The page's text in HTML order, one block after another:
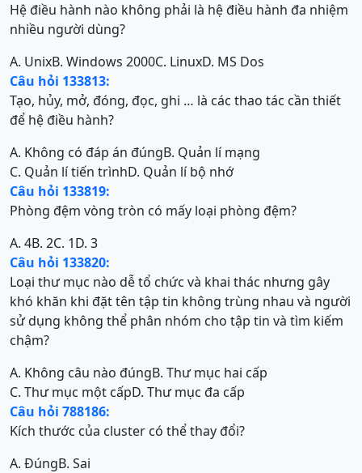
Hệ điều hành nào không phải là hệ điều hành đa nhiệm
nhiều người dùng?
A. UnixB. Windows 2000C. LinuxD. MS Dos
Câu hỏi 133813:
Tạo, hủy, mở, đóng, đọc, ghi … là các thao tác cần thiết
để hệ điều hành?
A. Không có đáp án đúngB. Quản lí mạng
C. Quản lí tiến trìnhD. Quản lí bộ nhớ
Câu hỏi 133819:
Phòng đệm vòng tròn có mấy loại phòng đệm?
A. 4B. 2C. 1D. 3
Câu hỏi 133820:
Loại thư mục nào dễ tổ chức và khai thác nhưng gây
khó khăn khi đặt tên tập tin không trùng nhau và người
sử dụng không thể phân nhóm cho tập tin và tìm kiếm
chậm?
A. Không câu nào đúngB. Thư mục hai cấp
C. Thư mục một cấpD. Thư mục đa cấp
Câu hỏi 788186:
Kích thước của cluster có thể thay đổi?
A. ĐúngB. Sai